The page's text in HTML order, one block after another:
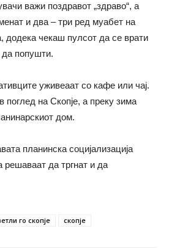
важи поздравот „здраво“, а
и два – три ред муабет на
додека чекаш пулсот да се врати
попушти.
уживеаат со кафе или чај.
поглед на Скопје, а преку зима
дом.
планинска социјализација
решаваат да тргнат и да
го скопје скопје